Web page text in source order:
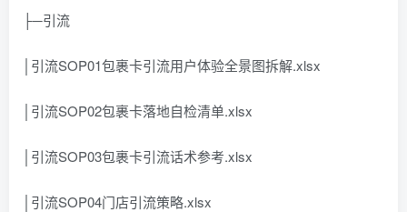
├─引流
│引流SOP01包裹卡引流用户体验全景图拆解.xlsx
│引流SOP02包裹卡落地自检清单.xlsx
│引流SOP03包裹卡引流话术参考.xlsx
│引流SOP04门店引流策略.xlsx